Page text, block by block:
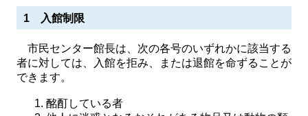
1 入館制限
市民センター館長は、次の各号のいずれかに該当する
者に対しては、入館を拒み、または退館を命ずることが
できます。
酩酊している者